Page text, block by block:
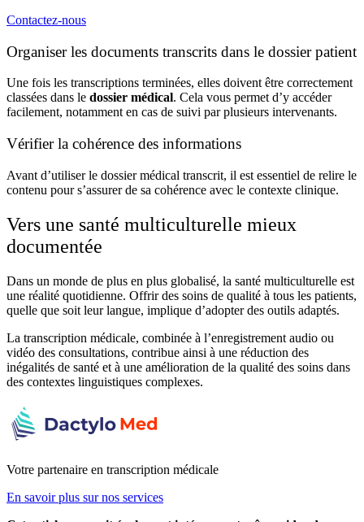
Contactez-nous
Organiser les documents transcrits dans le dossier patient
Une fois les transcriptions terminées, elles doivent être correctement
classées dans le dossier médical. Cela vous permet d’y accéder
facilement, notamment en cas de suivi par plusieurs intervenants.
Vérifier la cohérence des informations
Avant d’utiliser le dossier médical transcrit, il est essentiel de relire le
contenu pour s’assurer de sa cohérence avec le contexte clinique.
Vers une santé multiculturelle mieux
documentée
Dans un monde de plus en plus globalisé, la santé multiculturelle est
une réalité quotidienne. Offrir des soins de qualité à tous les patients,
quelle que soit leur langue, implique d’adopter des outils adaptés.
La transcription médicale, combinée à l’enregistrement audio ou
vidéo des consultations, contribue ainsi à une réduction des
inégalités de santé et à une amélioration de la qualité des soins dans
des contextes linguistiques complexes.
Votre partenaire en transcription médicale
En savoir plus sur nos services